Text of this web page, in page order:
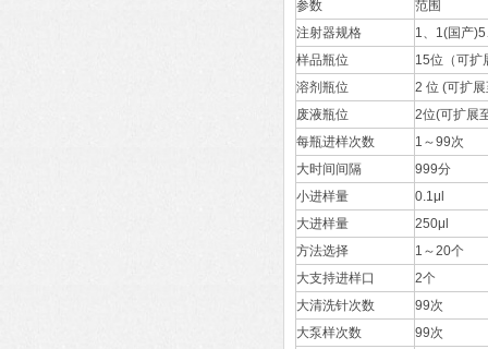
参数
范围
注射器规格
1、1(国产
样品瓶位
15位（可扩
溶剂瓶位
2 位 (可扩
废液瓶位
2位(可扩展
每瓶进样次数
1～99次
大时间间隔
999分
小进样量
0.1μl
大进样量
250μl
方法选择
1～20个
大支持进样口
2个
大清洗针次数
99次
大泵样次数
99次